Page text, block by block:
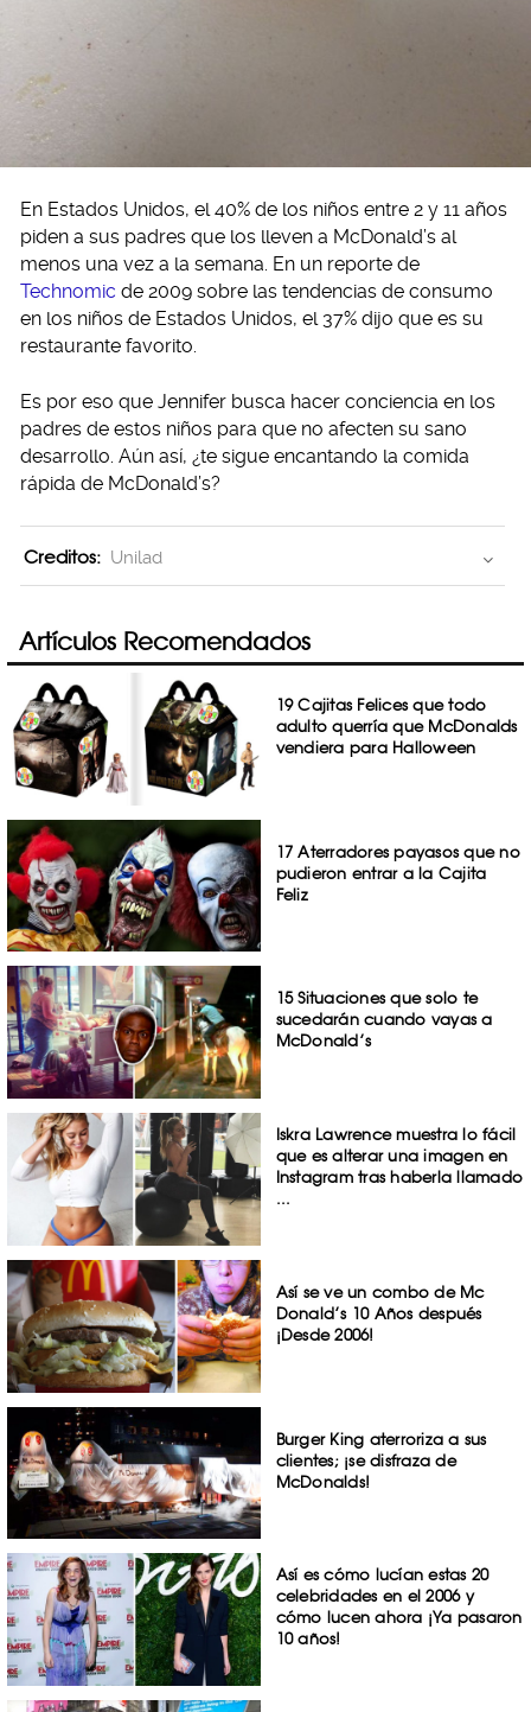
En Estados Unidos, el 40% de los niños entre 2 y 11 años
piden a sus padres que los lleven a McDonald’s al
menos una vez a la semana. En un reporte de
Technomic de 2009 sobre las tendencias de consumo
en los niños de Estados Unidos, el 37% dijo que es su
restaurante favorito.
Es por eso que Jennifer busca hacer conciencia en los
padres de estos niños para que no afecten su sano
desarrollo. Aún así, ¿te sigue encantando la comida
rápida de McDonald’s?
Creditos: Unilad
Artículos Recomendados
19 Cajitas Felices que todo
adulto querría que McDonalds
vendiera para Halloween
17 Aterradores payasos que no
pudieron entrar a la Cajita
Feliz
15 Situaciones que solo te
sucedarán cuando vayas a
McDonald’s
Iskra Lawrence muestra lo fácil
que es alterar una imagen en
Instagram tras haberla llamado
...
Así se ve un combo de Mc
Donald’s 10 Años después
¡Desde 2006!
Burger King aterroriza a sus
clientes; ¡se disfraza de
McDonalds!
Así es cómo lucían estas 20
celebridades en el 2006 y
cómo lucen ahora ¡Ya pasaron
10 años!